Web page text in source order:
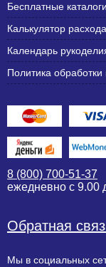
Бесплатные каталоги
Калькулятор
Календарь
Политика
8 (800) 700-51-37
ежедневно с 9.00
Обратная
Мы в социальных